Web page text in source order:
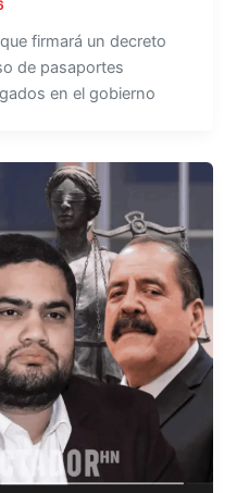
firmará un decreto
de pasaportes
en el gobierno